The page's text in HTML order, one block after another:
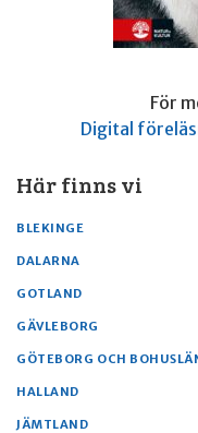
För
Digital
Här finns vi
BLEKINGE
DALARNA
GOTLAND
GÄVLEBORG
GÖTEBORG OCH
HALLAND
JÄMTLAND